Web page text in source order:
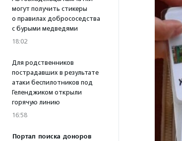
могут получить стикеры
о правилах добрососедства
с бурыми медведями
18:02
Для родственников
пострадавших в результате
атаки беспилотников под
Геленджиком открыли
горячую линию
16:58
Портал поиска доноров